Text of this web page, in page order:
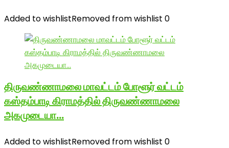
Added to wishlistRemoved from wishlist 0
திருவண்ணாமலை மாவட்டம் போளூர் வட்டம்
கஸ்தம்பாடி கிராமத்தில் திருவண்ணாமலை
அகமுடையா…
Added to wishlistRemoved from wishlist 0